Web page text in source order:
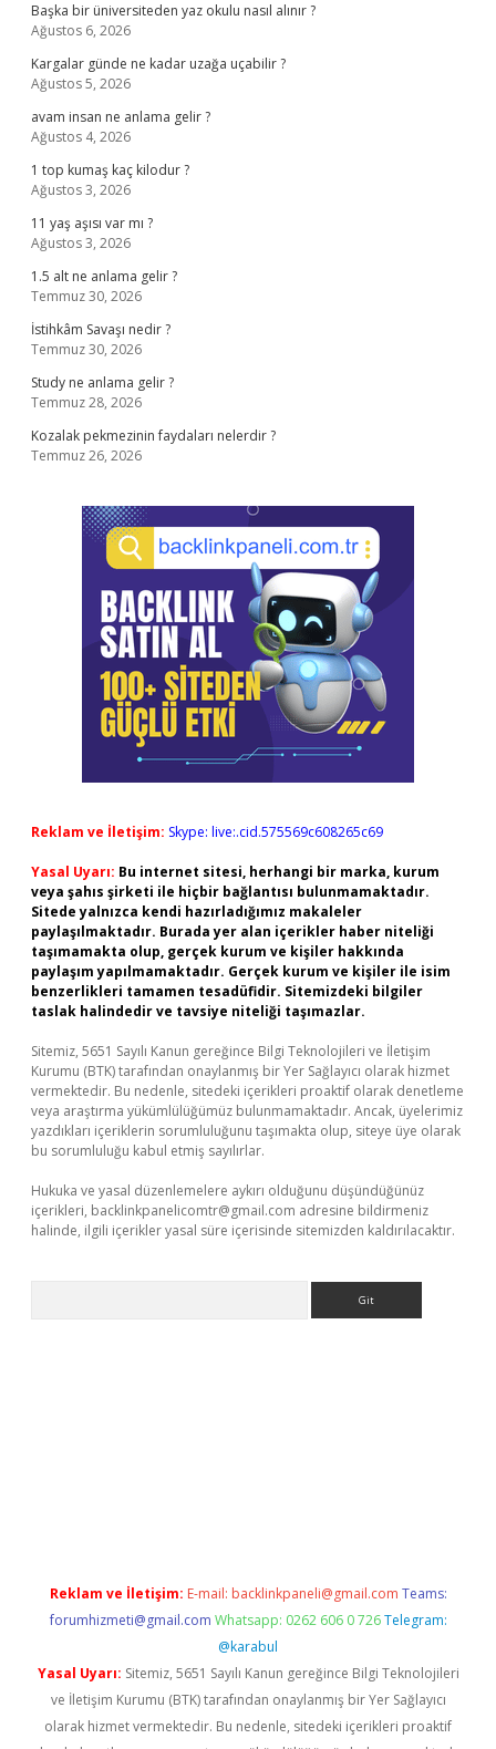
Başka bir üniversiteden yaz okulu nasıl alınır ?
Ağustos 6, 2026
Kargalar günde ne kadar uzağa uçabilir ?
Ağustos 5, 2026
avam insan ne anlama gelir ?
Ağustos 4, 2026
1 top kumaş kaç kilodur ?
Ağustos 3, 2026
11 yaş aşısı var mı ?
Ağustos 3, 2026
1.5 alt ne anlama gelir ?
Temmuz 30, 2026
İstihkâm Savaşı nedir ?
Temmuz 30, 2026
Study ne anlama gelir ?
Temmuz 28, 2026
Kozalak pekmezinin faydaları nelerdir ?
Temmuz 26, 2026
Reklam ve İletişim: Skype: live:.cid.575569c608265c69
Yasal Uyarı: Bu internet sitesi, herhangi bir marka, kurum
veya şahıs şirketi ile hiçbir bağlantısı bulunmamaktadır.
Sitede yalnızca kendi hazırladığımız makaleler
paylaşılmaktadır. Burada yer alan içerikler haber niteliği
taşımamakta olup, gerçek kurum ve kişiler hakkında
paylaşım yapılmamaktadır. Gerçek kurum ve kişiler ile isim
benzerlikleri tamamen tesadüfidir. Sitemizdeki bilgiler
taslak halindedir ve tavsiye niteliği taşımazlar.
Sitemiz, 5651 Sayılı Kanun gereğince Bilgi Teknolojileri ve İletişim
Kurumu (BTK) tarafından onaylanmış bir Yer Sağlayıcı olarak hizmet
vermektedir. Bu nedenle, sitedeki içerikleri proaktif olarak denetleme
veya araştırma yükümlülüğümüz bulunmamaktadır. Ancak, üyelerimiz
yazdıkları içeriklerin sorumluluğunu taşımakta olup, siteye üye olarak
bu sorumluluğu kabul etmiş sayılırlar.
Hukuka ve yasal düzenlemelere aykırı olduğunu düşündüğünüz
içerikleri, backlinkpanelicomtr@gmail.com adresine bildirmeniz
halinde, ilgili içerikler yasal süre içerisinde sitemizden kaldırılacaktır.
Reklam ve İletişim: E-mail: backlinkpaneli@gmail.com Teams:
forumhizmeti@gmail.com Whatsapp: 0262 606 0 726 Telegram:
@karabul
Yasal Uyarı: Sitemiz, 5651 Sayılı Kanun gereğince Bilgi Teknolojileri
ve İletişim Kurumu (BTK) tarafından onaylanmış bir Yer Sağlayıcı
olarak hizmet vermektedir. Bu nedenle, sitedeki içerikleri proaktif